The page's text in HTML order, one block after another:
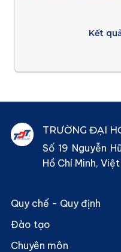
Kết
TRƯỜNG ĐẠI
Số 19 Nguyễn
Hồ Chí Minh,
Quy chế - Quy định
Đào tạo
Chuyên môn